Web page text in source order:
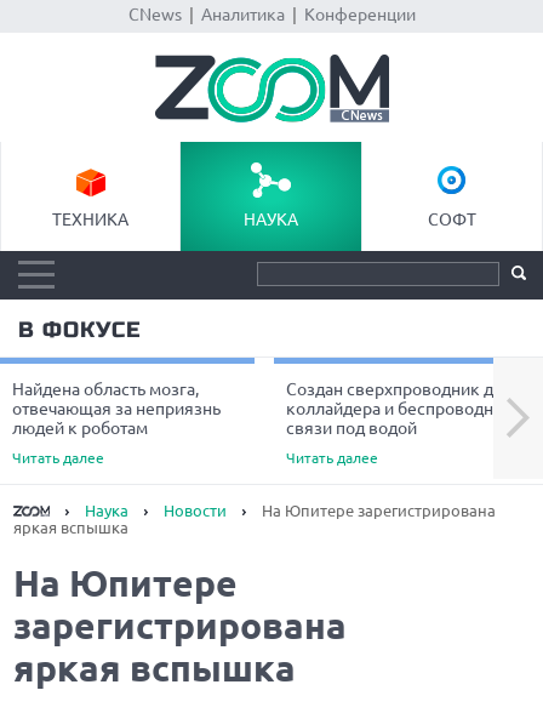
CNews| Аналитика| Конференции
ТЕХНИКА НАУКА СОФТ
В ФОКУСЕ
Найдена область мозга,
отвечающая за неприязнь
людей к роботам
Читать далее
Создан сверхпроводник для
коллайдера и беспроводной
связи под водой
Читать далее
Next
Наука Новости
На Юпитере зарегистрирована
яркая вспышка
На Юпитере
зарегистрирована
яркая вспышка